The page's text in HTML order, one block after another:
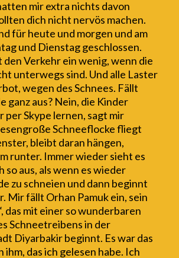
tten mirextra nichts davon
dich nicht nervös machen.
fürheute und morgen und am
und Dienstaggeschlossen.
Verkehr ein wenig, wenn die
unterwegs sind. Und alle Laster
wegen des Schnees. Fällt
ganz aus? Nein, die Kinder
per Skype lernen, sagt mir
Schneeflocke fliegt
bleibt daran hängen,
runter. Immer wieder sieht es
so aus, als wenn es wieder
zu schneien und dann beginnt
Mir fällt Orhan Pamuk ein, sein
das mit einer so wunderbaren
Schneetreibens in der
Diyarbakir beginnt. Es war das
ihm, das ich gelesen habe. Ich